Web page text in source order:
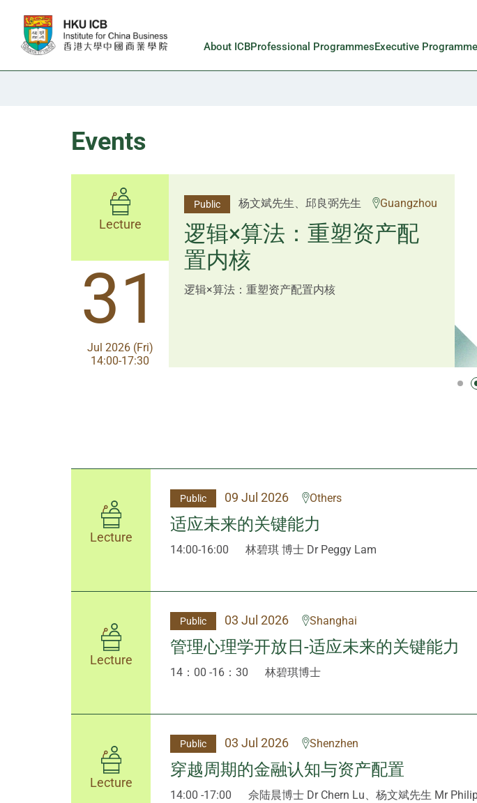
About ICBProfessional ProgrammesExecutive
Events
Lecture
14
Aug 2026 (Fri)
13:30-17:00
Public
李邱敬贤女士 Ms Rosemarie Yau、潘天
佑博士 Dr Tim Pan、李国平先生 Mr Guoping Li
Shenzhen
跨界智汇・预见新局
Lecture
31
Jul 2026 (Fri)
14:00-17:30
Public 杨文斌先生、邱良弼先生 Guangzhou
逻辑×算法：重塑资产配
置内核
逻辑×算法：重塑资产配置内核
Lecture
Public 09 Jul 2026 Others
适应未来的关键能力
14:00-16:00 林碧琪 博士 Dr Peggy Lam
Lecture
Public 03 Jul 2026 Shanghai
管理心理学开放日-适应未来的关键能力
14：00 -16：30 林碧琪博士
Lecture
Public 03 Jul 2026 Shenzhen
穿越周期的金融认知与资产配置
14:00 -17:00 佘陆晨博士 Dr Chern Lu、杨文斌先生 Mr